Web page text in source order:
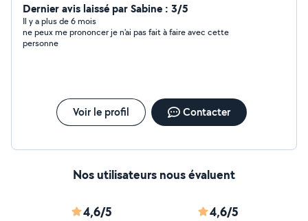
Dernier avis laissé par Sabine : 3/5
Il y a plus de 6 mois
ne peux me prononcer je n'ai pas fait à faire avec cette
personne
Voir le profil Contacter
Nos utilisateurs nous évaluent
4,6/5 4,6/5